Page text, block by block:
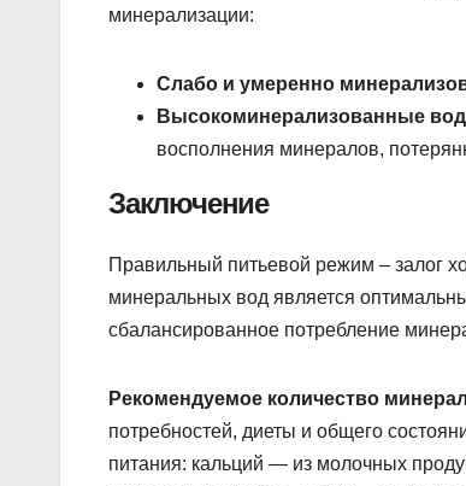
минерализации:
Слабо и умеренно
Высокоминерализованные
восполнения минералов,
Заключение
Правильный питьевой режим – залог
минеральных вод является
сбалансированное потребление
Рекомендуемое количество
потребностей, диеты и общего
питания: кальций — из молочных